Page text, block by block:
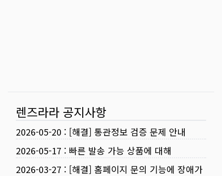
렌즈라라 공지사항
2026-05-20 : [해결] 통관정보 검증 문제 안내
2026-05-17 : 빠른 발송 가능 상품에 대해
2026-03-27 : [해결] 홈페이지 문의 기능에 장애가